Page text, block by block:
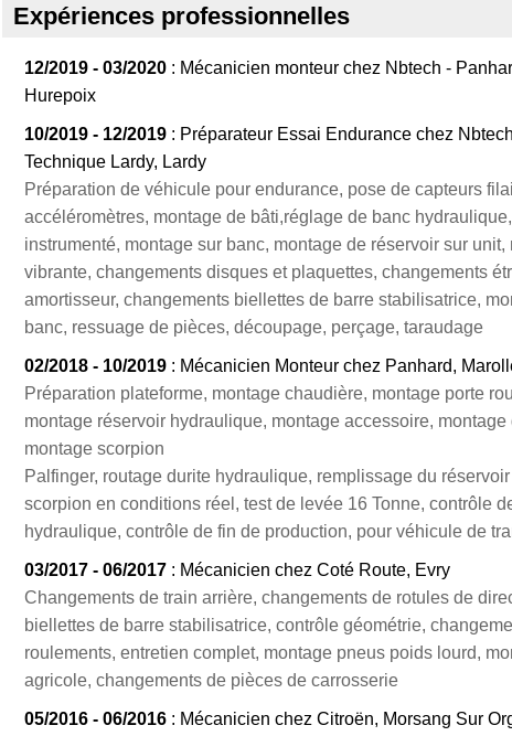
Expériences professionnelles
12/2019 - 03/2020 : Mécanicien monteur chez Nbtech -
Hurepoix
10/2019 - 12/2019 : Préparateur Essai Endurance chez
Technique Lardy, Lardy
Préparation de véhicule pour endurance, pose de capteurs
accéléromètres, montage de bâti,réglage de banc
instrumenté, montage sur banc, montage de réservoir sur
vibrante, changements disques et plaquettes, changements
amortisseur, changements biellettes de barre stabilisatrice,
banc, ressuage de pièces, découpage, perçage, taraudage
02/2018 - 10/2019 : Mécanicien Monteur chez Panhard,
Préparation plateforme, montage chaudière, montage porte
montage réservoir hydraulique, montage accessoire,
montage scorpion
Palfinger, routage durite hydraulique, remplissage du
scorpion en conditions réel, test de levée 16 Tonne, contrôle
hydraulique, contrôle de fin de production, pour véhicule de
03/2017 - 06/2017 : Mécanicien chez Coté Route, Evry
Changements de train arrière, changements de rotules de
biellettes de barre stabilisatrice, contrôle géométrie,
roulements, entretien complet, montage pneus poids lourd,
agricole, changements de pièces de carrosserie
05/2016 - 06/2016 : Mécanicien chez Citroën, Morsang Sur